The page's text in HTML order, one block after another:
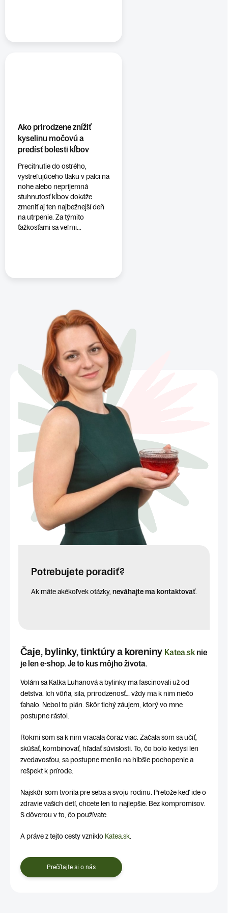
Ako prirodzene znížiť
kyselinu močovú a
predísť bolesti kĺbov
Precitnutie do ostrého,
vystreľujúceho tlaku v palci na
nohe alebo nepríjemná
stuhnutosť kĺbov dokáže
zmeniť aj ten najbežnejší deň
na utrpenie. Za týmito
ťažkosťami sa veľmi...
Potrebujete poradiť?
Ak máte akékoľvek otázky, neváhajte ma kontaktovať.
Čaje, bylinky, tinktúry a koreniny Katea.sknie
je len e-shop. Je to kus môjho života.
Volám sa Katka Luhanová a bylinky ma fascinovali už od
detstva. Ich vôňa, sila, prirodzenosť… vždy ma k nim niečo
ťahalo. Nebol to plán. Skôr tichý záujem, ktorý vo mne
postupne rástol.
Rokmi som sa k nim vracala čoraz viac. Začala som sa učiť,
skúšať, kombinovať, hľadať súvislosti. To, čo bolo kedysi len
zvedavosťou, sa postupne menilo na hlbšie pochopenie a
rešpekt k prírode.
Najskôr som tvorila pre seba a svoju rodinu. Pretože keď ide o
zdravie vašich detí, chcete len to najlepšie. Bez kompromisov.
S dôverou v to, čo používate.
A práve z tejto cesty vzniklo Katea.sk.
Prečítajte si o nás